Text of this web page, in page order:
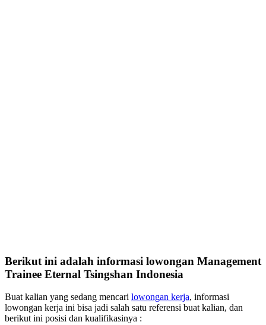
Berikut ini adalah informasi lowongan Management
Trainee Eternal Tsingshan Indonesia
Buat kalian yang sedang mencari lowongan kerja, informasi
lowongan kerja ini bisa jadi salah satu referensi buat kalian, dan
berikut ini posisi dan kualifikasinya :